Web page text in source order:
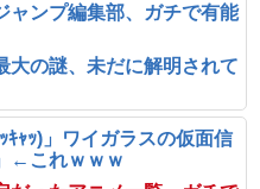
ャンプ編集部、ガチで有能
大の謎、未だに解明されて
ｷｬｯ)」ワイガラスの仮面信
←これｗｗｗ